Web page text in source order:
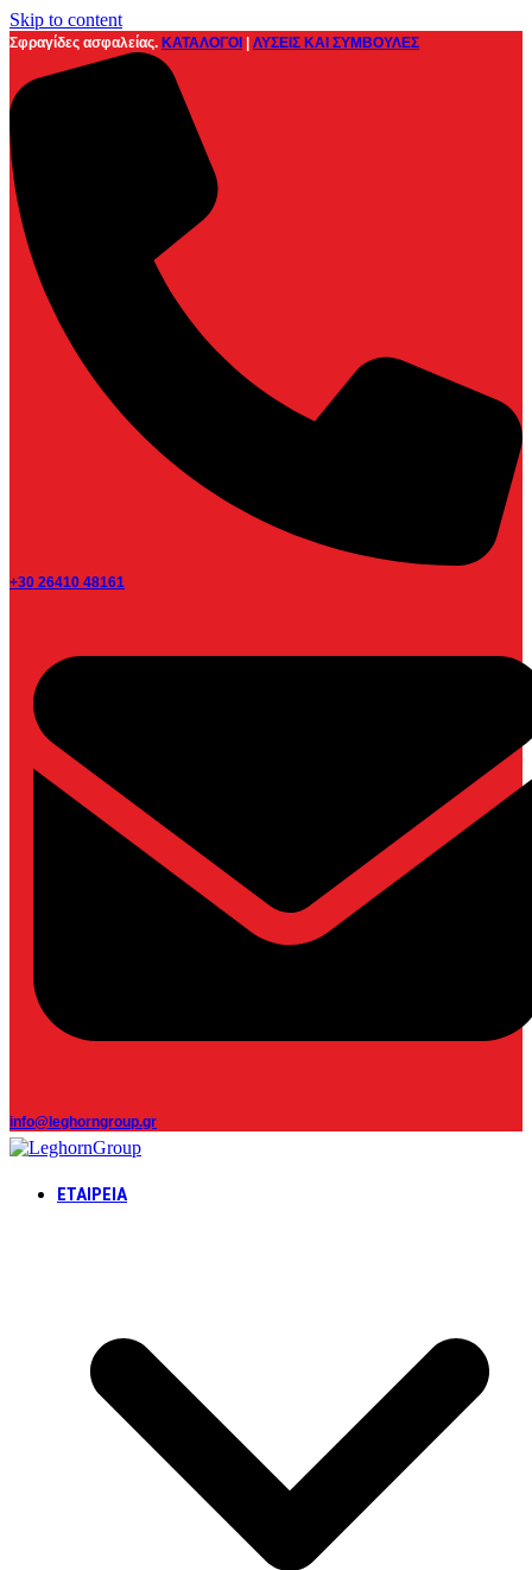
Skip to content
Σφραγίδες ασφαλείας. ΚΑΤΑΛΟΓΟΙ ΛΥΣΕΙΣ ΚΑΙ ΣΥΜΒΟΥΛΕΣ
+30 26410 48161
info@leghorngroup.gr
ΕΤΑΙΡΕΊΑ